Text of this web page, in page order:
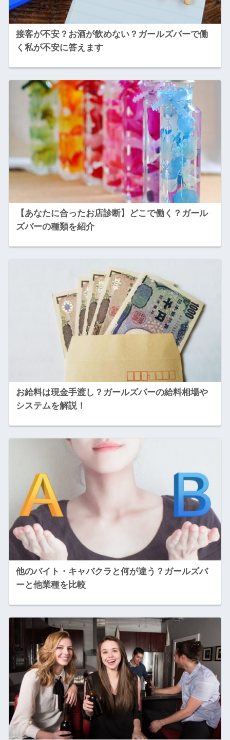
接客が不安？お酒が飲めない？ガールズバーで働
く私が不安に答えます
【あなたに合ったお店診断】どこで働く？ガール
ズバーの種類を紹介
お給料は現金手渡し？ガールズバーの給料相場や
システムを解説！
他のバイト・キャバクラと何が違う？ガールズバ
ーと他業種を比較